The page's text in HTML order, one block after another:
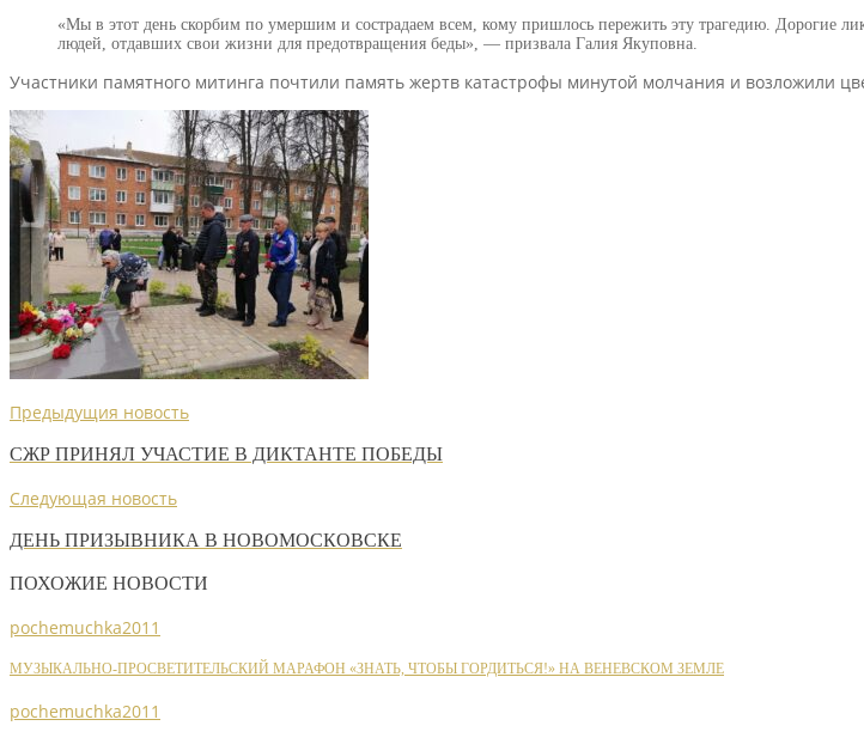
«Мы в этот день скорбим по умершим и сострадаем всем, кому пришлось пережить эту трагедию. Дорогие
людей, отдавших свои жизни для предотвращения беды», — призвала Галия Якуповна.
Участники памятного митинга почтили память жертв катастрофы минутой молчания и возложили
Предыдущия новость
СЖР ПРИНЯЛ УЧАСТИЕ В ДИКТАНТЕ ПОБЕДЫ
Следующая новость
ДЕНЬ ПРИЗЫВНИКА В НОВОМОСКОВСКЕ
ПОХОЖИЕ НОВОСТИ
pochemuchka2011
МУЗЫКАЛЬНО-ПРОСВЕТИТЕЛЬСКИЙ МАРАФОН «ЗНАТЬ, ЧТОБЫ ГОРДИТЬСЯ!» НА ВЕНЕВСКОМ ЗЕМЛЕ
pochemuchka2011